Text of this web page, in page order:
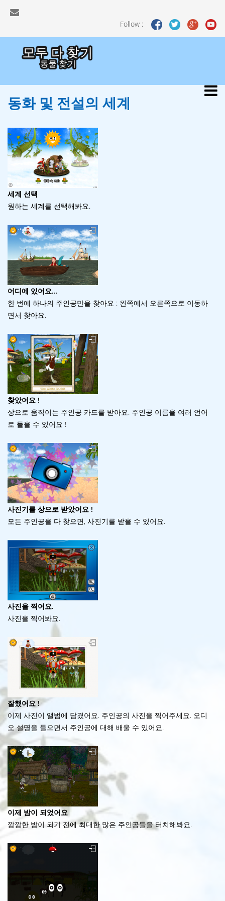
Follow :
동화 및 전설의 세계
세계 선택
원하는 세계를 선택해봐요.
어디에 있어요...
한 번에 하나의 주인공만을 찾아요 : 왼쪽에서 오른쪽으로 이동하
면서 찾아요.
찾았어요 !
상으로 움직이는 주인공 카드를 받아요. 주인공 이름을 여러 언어
로 들을 수 있어요 !
사진기를 상으로 받았어요 !
모든 주인공을 다 찾으면, 사진기를 받을 수 있어요.
사진을 찍어요.
사진을 찍어봐요.
잘했어요 !
이제 사진이 앨범에 담겼어요. 주인공의 사진을 찍어주세요. 오디
오 설명을 들으면서 주인공에 대해 배울 수 있어요.
이제 밤이 되었어요
깜깜한 밤이 되기 전에 최대한 많은 주인공들을 터치해봐요.